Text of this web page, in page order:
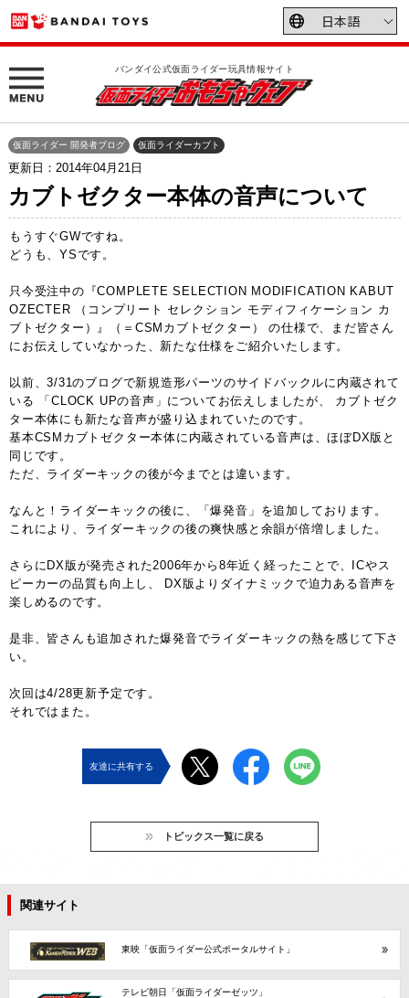
バンダイ公式仮面ライダー玩具情報サイト
更新日：2014年04月21日
仮面ライダー 開発者ブログ 仮面ライダーカブト
カブトゼクター本体の音声について
もうすぐGWですね。
どうも、YSです。
只今受注中の『COMPLETE SELECTION MODIFICATION KABUT
OZECTER （コンプリート セレクション モディフィケーション カ
ブトゼクター）』（＝CSMカブトゼクター） の仕様で、まだ皆さん
にお伝えしていなかった、新たな仕様をご紹介いたします。
以前、3/31のブログで新規造形パーツのサイドバックルに内蔵されて
いる 「CLOCK UPの音声」についてお伝えしましたが、 カブトゼク
ター本体にも新たな音声が盛り込まれていたのです。
基本CSMカブトゼクター本体に内蔵されている音声は、ほぼDX版と
同じです。
ただ、ライダーキックの後が今までとは違います。
なんと！ライダーキックの後に、「爆発音」を追加しております。
これにより、ライダーキックの後の爽快感と余韻が倍増しました。
さらにDX版が発売された2006年から8年近く経ったことで、ICやス
ピーカーの品質も向上し、 DX版よりダイナミックで迫力ある音声を
楽しめるのです。
是非、皆さんも追加された爆発音でライダーキックの熱を感じて下さ
い。
次回は4/28更新予定です。
それではまた。
友達に共有する
トピックス一覧に戻る
関連サイト
東映「仮面ライダー公式ポータルサイト」
テレビ朝日「仮面ライダーゼッツ」